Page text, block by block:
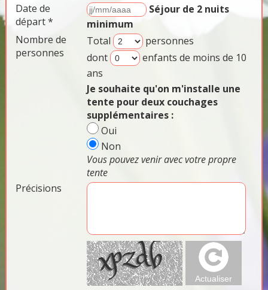
Date de
départ *
Séjour de 2 nuits
minimum
Nombre de
personnes
Total
personnes
dont
enfants de moins de 10
ans
Je souhaite qu'on m'installe une
tente pour deux couchages
supplémentaires :
Oui
Non
Vous pouvez venir avec votre propre
tente
Précisions